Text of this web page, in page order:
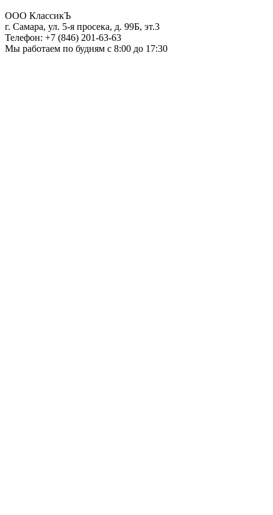
ООО КлассикЪ
г. Самара, ул. 5-я просека, д. 99Б, эт.3
Телефон: +7 (846) 201-63-63
Мы работаем по будням с 8:00 до 17:30